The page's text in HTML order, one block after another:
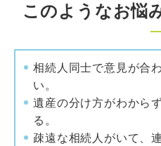
このようなお悩
相続人同士で意見が合
い。
遺産の分け方がわから
る。
疎遠な相続人がいて、